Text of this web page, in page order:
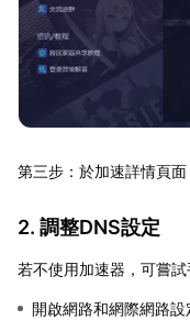
第三步：於加速詳情頁
2. 調整DNS設定
若不使用加速器，可嘗試
開啟網路和網際網路設